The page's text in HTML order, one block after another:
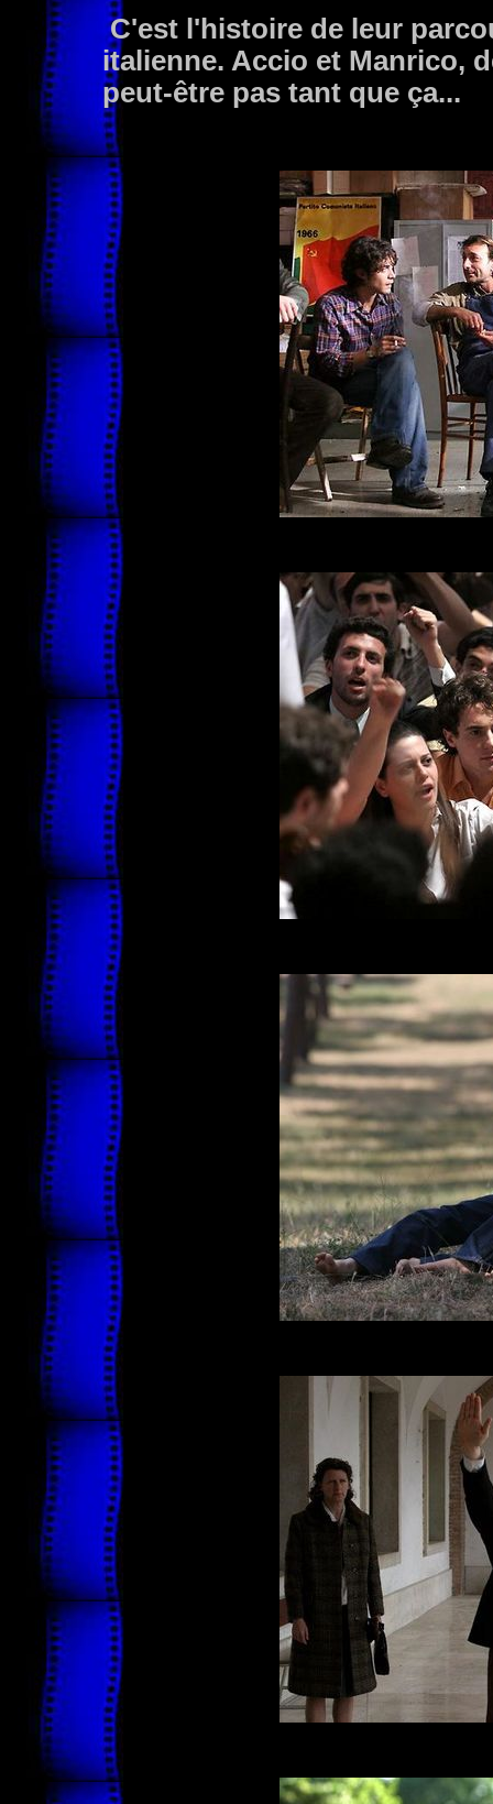
C'est l'histoire de leur
italienne. Accio et Manrico,
peut-être pas tant que ça...